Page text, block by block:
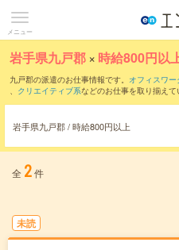
メニュー
岩手県九戸郡 × 時給800円以
九戸郡の派遣のお仕事情報です。 オフィスワ
、 クリエイティブ系などのお仕事を取り揃えて
時給1050円以上 ・1800円以上の求人はこちら
当サイトでは法令を遵守し、最低賃金以上の
岩手県九戸郡 / 時給800円以上
全 2件
未読